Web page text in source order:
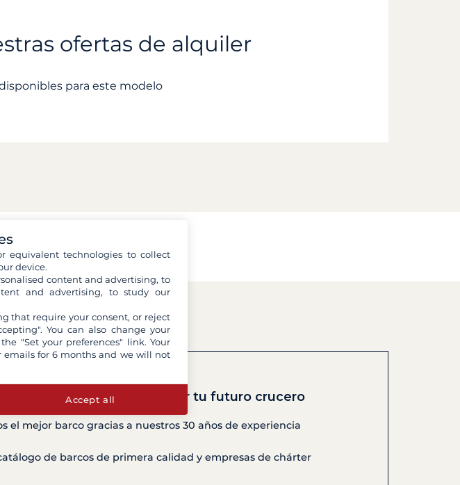
ofertas de alquiler
para este modelo
asesores para encontrar tu futuro crucero
el mejor barco gracias a nuestros 30 años de experiencia
de barcos de primera calidad y empresas de chárter
equivalent technologies to collect
device.
content and advertising, to
and advertising, to study our
that require your consent, or reject
You can also change your
"Set your preferences" link. Your
for 6 months and we will not
Accept all